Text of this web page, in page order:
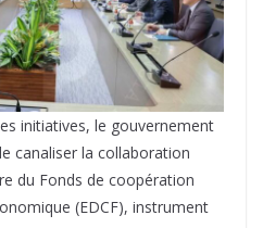
initiatives, le gouvernement
canaliser la collaboration
du Fonds de coopération
(EDCF), instrument